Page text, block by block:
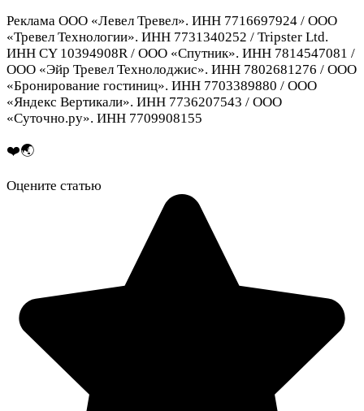
Реклама ООО «Левел Тревел». ИНН 7716697924 / ООО
«Тревел Технологии». ИНН 7731340252 / Tripster Ltd.
ИНН CY 10394908R / ООО «Спутник». ИНН 7814547081 /
ООО «Эйр Тревел Технолоджис». ИНН 7802681276 / ООО
«Бронирование гостиниц». ИНН 7703389880 / ООО
«Яндекс Вертикали». ИНН 7736207543 / ООО
«Суточно.ру». ИНН 7709908155
❤️🌏
Оцените статью